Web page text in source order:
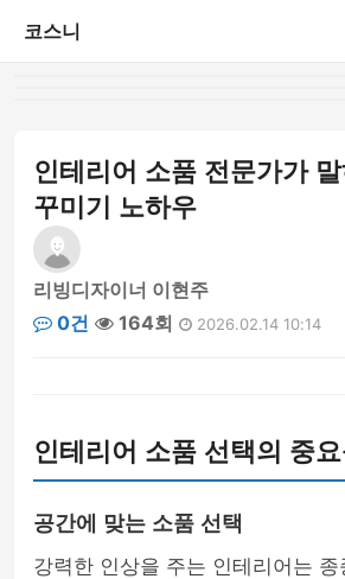
코스니
인테리어 소품 전문가가
꾸미기 노하우
리빙디자이너 이현주
0건
164회 2026.02.14 10:14
인테리어 소품 선택의 중요
공간에 맞는 소품 선택
강력한 인상을 주는 인테리어는 종